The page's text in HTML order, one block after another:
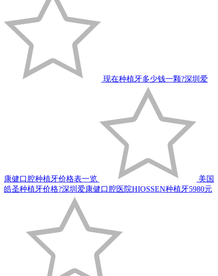
现在种植牙多少钱一颗?深圳爱
康健口腔种植牙价格表一览
美国
皓圣种植牙价格?深圳爱康健口腔医院HIOSSEN种植牙5980元